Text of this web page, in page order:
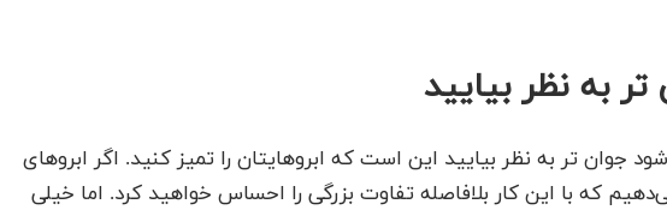
به نظر بیایید
جوان تر به نظر بیایید این است که ابروهایتان را تمیز کنید. اگر ابروهای
که با این کار بلافاصله تفاوت بزرگی را احساس خواهید کرد. اما خیلی